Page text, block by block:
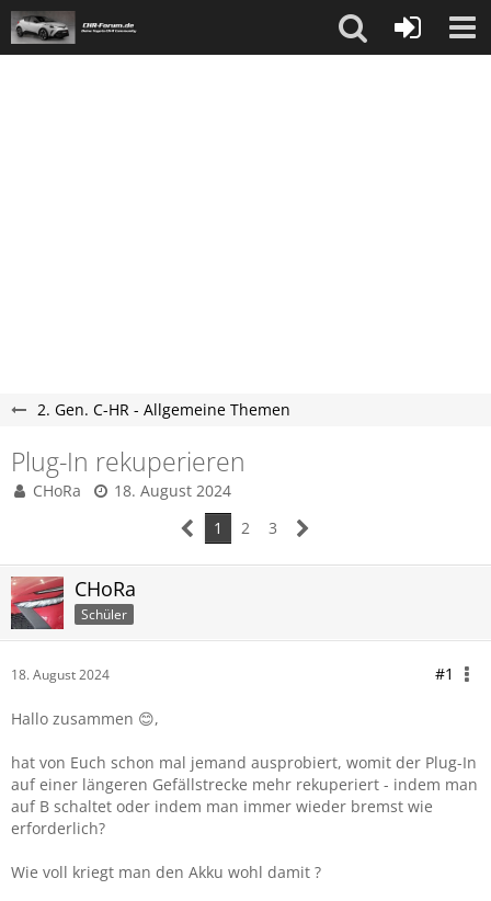
2. Gen. C-HR - Allgemeine Themen
Plug-In rekuperieren
CHoRa
18. August 2024
1
2 3
CHoRa
Schüler
18. August 2024 #1
Hallo zusammen 😊,
hat von Euch schon mal jemand ausprobiert, womit der Plug-In
auf einer längeren Gefällstrecke mehr rekuperiert - indem man
auf B schaltet oder indem man immer wieder bremst wie
erforderlich?
Wie voll kriegt man den Akku wohl damit ?